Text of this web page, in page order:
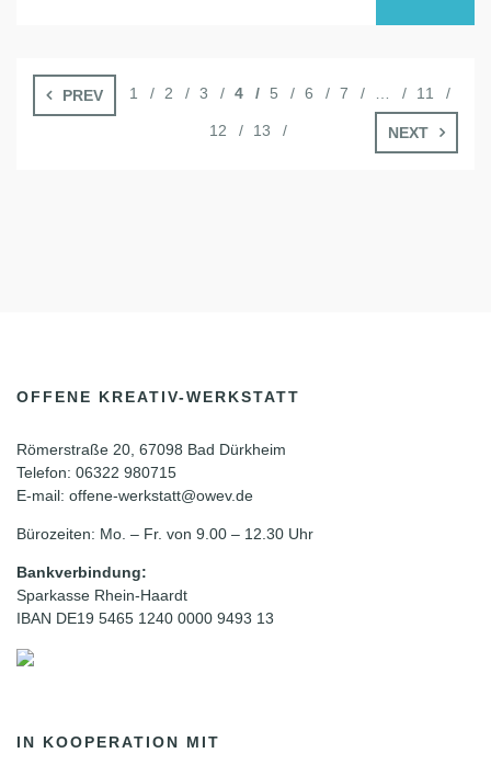
PREV 1 2 3 4 5 6 7 11
12 13 NEXT
OFFENE KREATIV-WERKSTATT
Römerstraße 20, 67098 Bad Dürkheim
Telefon: 06322 980715
E-mail: offene-werkstatt@owev.de
Bürozeiten: Mo. – Fr. von 9.00 – 12.30 Uhr
Bankverbindung:
Sparkasse Rhein-Haardt
IBAN DE19 5465 1240 0000 9493 13
IN KOOPERATION MIT